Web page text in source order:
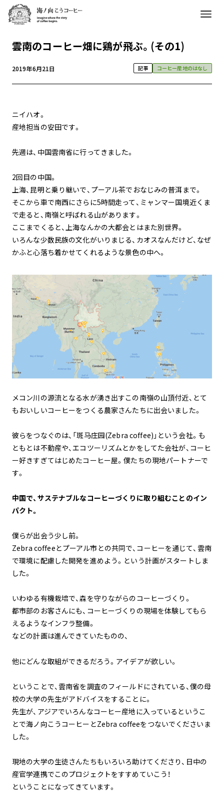
雲南のコーヒー畑に鶏が飛ぶ。(その1)
2019年6月21日 記事 コーヒー産地のはなし
ニイハオ。
産地担当の安田です。
先週は、中国雲南省に行ってきました。
2回目の中国。
上海、昆明と乗り継いで、プーアル茶でおなじみの普洱まで。
そこから車で南西にさらに5時間走って、ミャンマー国境近くま
で走ると、南嶺と呼ばれる山があります。
ここまでくると、上海なんかの大都会とはまた別世界。
いろんな少数民族の文化がいりまじる、カオスなんだけど、なぜ
かふと心落ち着かせてくれるような景色の中へ。
メコン川の源流となる水が湧き出すこの南嶺の山頂付近、とて
もおいしいコーヒーをつくる農家さんたちに出会いました。
彼らをつなぐのは、「斑马庄园(Zebra coffee)」という会社。も
ともとは不動産や、エコツーリズムとかをしてた会社が、コーヒ
ー好きすぎてはじめたコーヒー屋。僕たちの現地パートナーで
す。
中国で、サステナブルなコーヒーづくりに取り組むことのイン
パクト。
僕らが出会う少し前。
Zebra coffeeとプーアル市との共同で、コーヒーを通じて、雲南
で環境に配慮した開発を進めよう。という計画がスタートしま
した。
いわゆる有機栽培で、森を守りながらのコーヒーづくり。
都市部のお客さんにも、コーヒーづくりの現場を体験してもら
えるようなインフラ整備。
などの計画は進んできていたものの、
他にどんな取組ができるだろう。アイデアが欲しい。
ということで、雲南省を調査のフィールドにされている、僕の母
校の大学の先生がアドバイスをすることに。
先生が、アジアでいろんなコーヒー産地に入っているというこ
とで海ノ向こうコーヒーとZebra coffeeをつないでくださいま
した。
現地の大学の生徒さんたちもいろいろ助けてくださり、日中の
産官学連携でこのプロジェクトをすすめていこう！
ということになってきています。